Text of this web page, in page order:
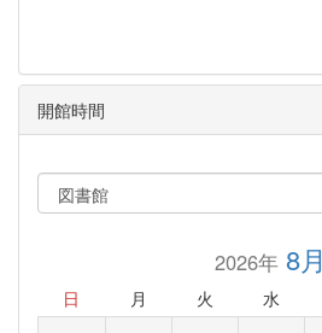
開館時間
2026年8月
日 月 火 水